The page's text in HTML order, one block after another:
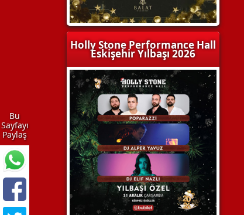
Holly Stone Performance Hall
Eskişehir Yılbaşı 2026
Bu
Sayfayı
Paylaş